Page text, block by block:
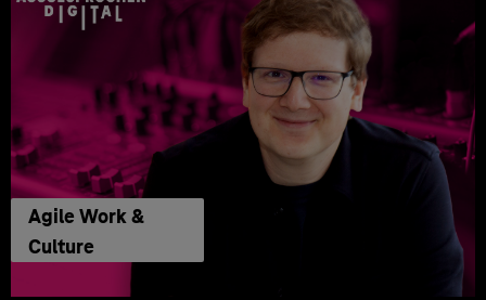
Agile Work &
Culture